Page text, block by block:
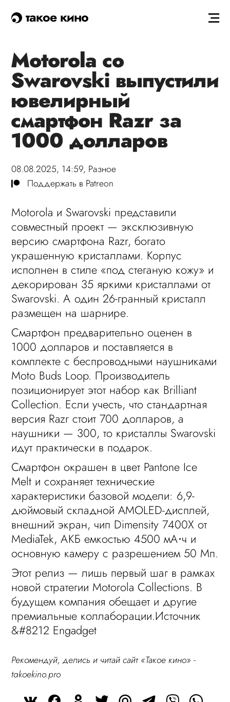
такое кино
Motorola со
Swarovski выпустили
ювелирный
смартфон Razr за
1000 долларов
08.08.2025, 14:59, Разное
Поддержать в Patreon
Motorola и Swarovski представили
совместный проект — эксклюзивную
версию смартфона Razr, богато
украшенную кристаллами. Корпус
исполнен в стиле «под стеганую кожу» и
декорирован 35 яркими кристаллами от
Swarovski. А один 26-гранный кристалл
размещен на шарнире.
Смартфон предварительно оценен в
1000 долларов и поставляется в
комплекте с беспроводными наушниками
Moto Buds Loop. Производитель
позиционирует этот набор как Brilliant
Collection. Если учесть, что стандартная
версия Razr стоит 700 долларов, а
наушники — 300, то кристаллы Swarovski
идут практически в подарок.
Смартфон окрашен в цвет Pantone Ice
Melt и сохраняет технические
характеристики базовой модели: 6,9-
дюймовый складной AMOLED-дисплей,
внешний экран, чип Dimensity 7400X от
MediaTek, АКБ емкостью 4500 мА⋅ч и
основную камеру с разрешением 50 Мп.
Этот релиз — лишь первый шаг в рамках
новой стратегии Motorola Collections. В
будущем компания обещает и другие
премиальные коллаборации.Источник
&#8212 Engadget
Рекомендуй, делись и читай сайт «Такое кино» -
takoekino.pro